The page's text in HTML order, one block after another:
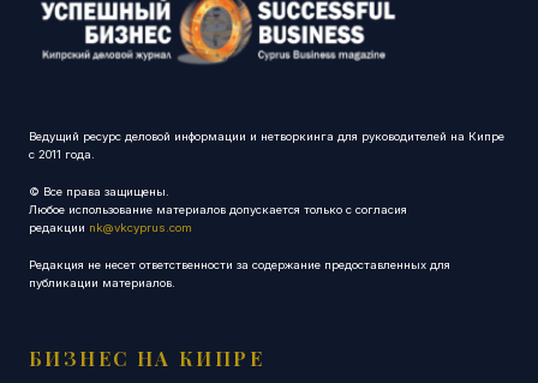
Ведущий ресурс деловой информации и нетворкинга для руководителей на Кипре
с 2011 года.
© Все права защищены.
Любое использование материалов допускается только с согласия
редакции nk@vkcyprus.com
Редакция не несет ответственности за содержание предоставленных для
публикации материалов.
БИЗНЕС НА КИПРЕ